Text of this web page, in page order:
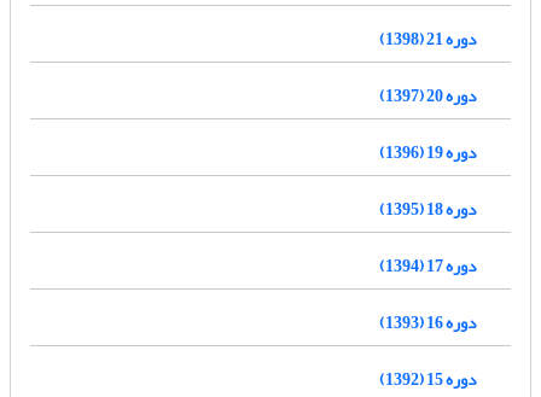
دوره 21 (1398)
دوره 20 (1397)
دوره 19 (1396)
دوره 18 (1395)
دوره 17 (1394)
دوره 16 (1393)
دوره 15 (1392)